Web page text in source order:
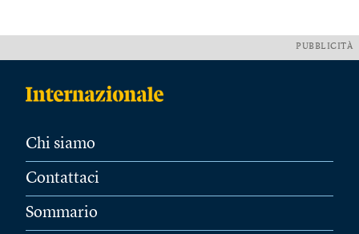
PUBBLICITÀ
Chi siamo
Contattaci
Sommario